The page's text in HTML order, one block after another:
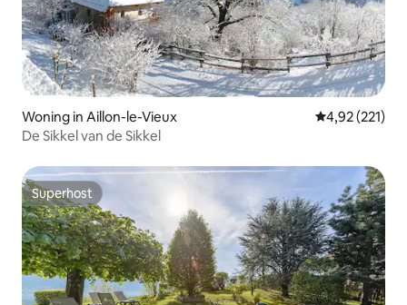
Woning in Aillon-le-Vieux Gemiddelde
4,92 (221)
De Sikkel van de Sikkel
Superhost
Superhost